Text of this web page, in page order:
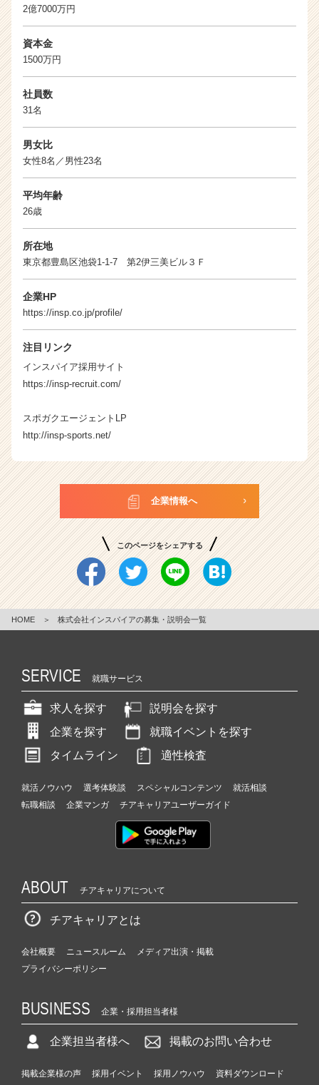
2億7000万円
資本金
1500万円
社員数
31名
男女比
女性8名／男性23名
平均年齢
26歳
所在地
東京都豊島区池袋1-1-7 第2伊三美ビル３Ｆ
企業HP
https://insp.co.jp/profile/
注目リンク
インスパイア採用サイト
https://insp-recruit.com/
スポガクエージェントLP
http://insp-sports.net/
企業情報へ
このページをシェアする
HOME ＞ 株式会社インスパイアの募集・説明会一覧
SERVICE 就職サービス
求人を探す
説明会を探す
企業を探す
就職イベントを探す
タイムライン
適性検査
就活ノウハウ 選考体験談 スペシャルコンテンツ
就活相談
転職相談
企業マンガ チアキャリアユーザーガイド
ABOUT チアキャリアについて
チアキャリアとは
会社概要 ニュースルーム
メディア出演・掲載
プライバシーポリシー
BUSINESS 企業・採用担当者様
企業担当者様へ 掲載のお問い合わせ
掲載企業様の声 採用イベント 採用ノウハウ 資料ダウンロード